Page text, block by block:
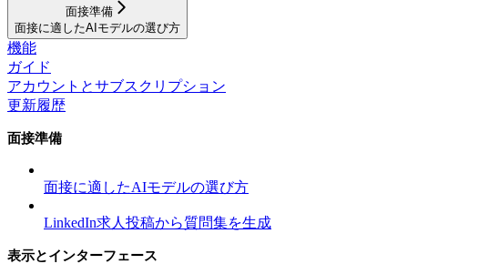
面接準備
面接に適したAIモデルの選び方
機能
ガイド
アカウントとサブスクリプション
更新履歴
面接準備
面接に適したAIモデルの選び方
LinkedIn求人投稿から質問集を生成
表示とインターフェース